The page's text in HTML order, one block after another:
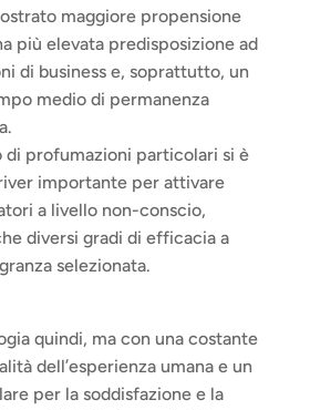
maggiore propensione
più elevata predisposizione ad
di business e, soprattutto, un
medio di permanenza
di profumazioni particolari si è
importante per attivare
a livello non-conscio,
diversi gradi di efficacia a
selezionata.
quindi, ma con una costante
dell’esperienza umana e un
per la soddisfazione e la